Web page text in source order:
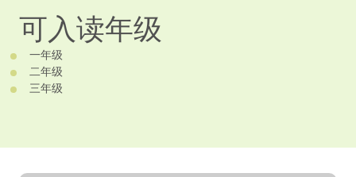
可入读年级
一年级
二年级
三年级